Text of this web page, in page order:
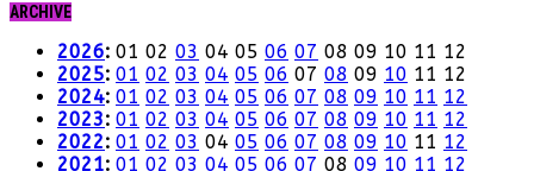
ARCHIVE
2026: 01 02 03 04 05 06 07 08 09 10 11 12
2025: 01 02 03 04 05 06 07 08 09 10 11 12
2024: 01 02 03 04 05 06 07 08 09 10 11 12
2023: 01 02 03 04 05 06 07 08 09 10 11 12
2022: 01 02 03 04 05 06 07 08 09 10 11 12
2021: 01 02 03 04 05 06 07 08 09 10 11 12